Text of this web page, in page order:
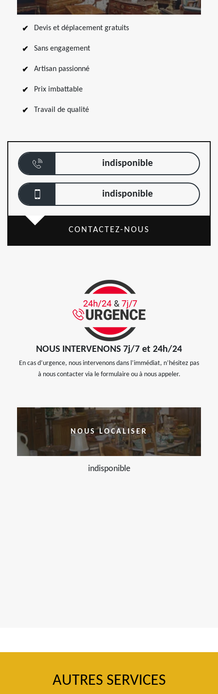
Devis et déplacement gratuits
Sans engagement
Artisan passionné
Prix imbattable
Travail de qualité
indisponible
indisponible
CONTACTEZ-NOUS
NOUS INTERVENONS 7j/7 et 24h/24
En cas d’urgence, nous intervenons dans l’immédiat, n’hésitez pas
à nous contacter via le formulaire ou à nous appeler.
NOUS LOCALISER
indisponible
AUTRES SERVICES